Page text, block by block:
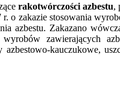
rakotwórczości azbestu,
o zakazie stosowania
azbestu. Zakazano
zawierających
kauczukowe,